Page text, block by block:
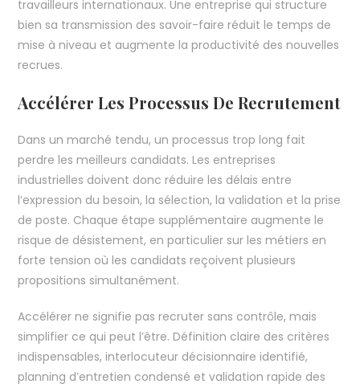
travailleurs internationaux. Une entreprise qui structure
bien sa transmission des savoir-faire réduit le temps de
mise à niveau et augmente la productivité des nouvelles
recrues.
Accélérer Les Processus De Recrutement
Dans un marché tendu, un processus trop long fait
perdre les meilleurs candidats. Les entreprises
industrielles doivent donc réduire les délais entre
l’expression du besoin, la sélection, la validation et la prise
de poste. Chaque étape supplémentaire augmente le
risque de désistement, en particulier sur les métiers en
forte tension où les candidats reçoivent plusieurs
propositions simultanément.
Accélérer ne signifie pas recruter sans contrôle, mais
simplifier ce qui peut l’être. Définition claire des critères
indispensables, interlocuteur décisionnaire identifié,
planning d’entretien condensé et validation rapide des